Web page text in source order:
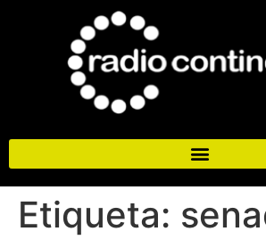
Etiqueta: